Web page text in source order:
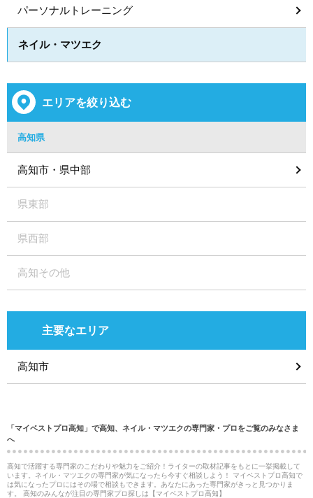
パーソナルトレーニング
ネイル・マツエク
エリアを絞り込む
高知県
高知市・県中部
県東部
県西部
高知その他
主要なエリア
高知市
「マイベストプロ高知」で高知、ネイル・マツエクの専門家・プロをご覧のみなさま
へ
高知で活躍する専門家のこだわりや魅力をご紹介！ライターの取材記事をもとに一挙掲載して
います。ネイル・マツエクの専門家が気になったら今すぐ相談しよう！ マイベストプロ高知で
は気になったプロにはその場で相談もできます。あなたにあった専門家がきっと見つかりま
す。 高知のみんなが注目の専門家プロ探しは【マイベストプロ高知】